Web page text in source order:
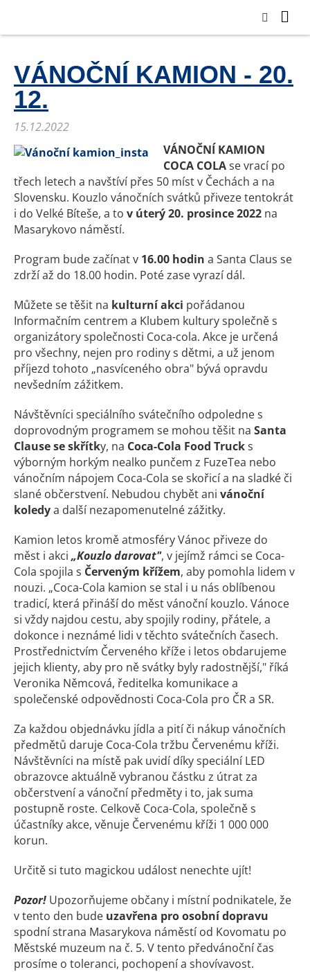
VÁNOČNÍ KAMION - 20.
12.
15.12.2022
VÁNOČNÍ KAMION
COCA COLAse vrací po
třech letech a navštíví přes 50 míst v Čechách a na
Slovensku. Kouzlo vánočních svátků přiveze tentokrát
i do Velké Bíteše, a to v úterý 20. prosince 2022 na
Masarykovo náměstí.
Program bude začínat v 16.00 hodin a Santa Claus se
zdrží až do 18.00 hodin. Poté zase vyrazí dál.
Můžete se těšit na kulturní akci pořádanou
Informačním centrem a Klubem kultury společně s
organizátory společnosti Coca-cola. Akce je určená
pro všechny, nejen pro rodiny s dětmi, a už jenom
příjezd tohoto „nasvíceného obra" bývá opravdu
nevšedním zážitkem.
Návštěvníci speciálního svátečního odpoledne s
doprovodným programem se mohou těšit na Santa
Clause se skřítky, na Coca-Cola Food Trucks
výborným horkým nealko punčem z FuzeTea nebo
vánočním nápojem Coca-Cola se skořicí a na sladké či
slané občerstvení. Nebudou chybět ani vánoční
koledya další nezapomenutelné zážitky.
Kamion letos kromě atmosféry Vánoc přiveze do
měst i akci „Kouzlo darovat", v jejímž rámci se Coca-
Cola spojila s Červeným křížem, aby pomohla lidem v
nouzi. „Coca-Cola kamion se stal i u nás oblíbenou
tradicí, která přináší do měst vánoční kouzlo. Vánoce
si vždy najdou cestu, aby spojily rodiny, přátele, a
dokonce i neznámé lidi v těchto svátečních časech.
Prostřednictvím Červeného kříže i letos obdarujeme
jejich klienty, aby pro ně svátky byly radostnější," říká
Veronika Němcová, ředitelka komunikace a
společenské odpovědnosti Coca-Cola pro ČR a SR.
Za každou objednávku jídla a pití či nákup vánočních
předmětů daruje Coca-Cola tržbu Červenému kříži.
Návštěvníci na místě pak uvidí díky speciální LED
obrazovce aktuálně vybranou částku z útrat za
občerstvení a vánoční předměty i to, jak suma
postupně roste. Celkově Coca-Cola, společně s
účastníky akce, věnuje Červenému kříži 1 000 000
korun.
Určitě si tuto magickou událost nenechte ujít!
Pozor! Upozorňujeme občany i místní podnikatele, že
v tento den bude uzavřena pro osobní dopravu
spodní strana Masarykova náměstí od Kovomatu po
Městské muzeum na č. 5. V tento předvánoční čas
prosíme o toleranci, pochopení a shovívavost.